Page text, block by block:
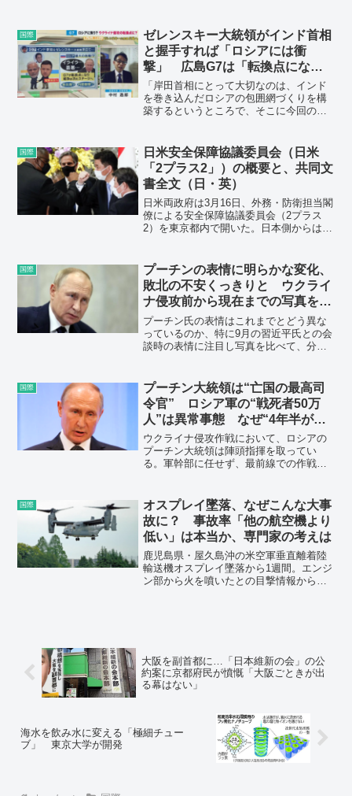
の元軍人は、ロシア軍の敗走は確実...
国際
ゼレンスキー大統領がインド首相
と握手すれば「ロシアには衝
撃」 広島G7は「転換点にな
る」と中村逸郎氏
「岸田首相にとって大切なのは、インド
を巻き込んだロシアの包囲網づくりを構
築するというところで、そこに今回のG7
るでしょうけど、日本の外交政策にとっ
ても大きな転換点になると思います」
（中村逸郎氏）
国際
日米安全保障協議委員会（日米
「2プラス2」）の概要と、共同文
書全文（日・英）
日米両政府は3月16日、外務・防衛担当閣
僚による安全保障協議委員会（2プラス
2）を東京都内で開いた。日本側からは、
ン国務長官及びロイド・オースティン国
防長官がそれぞれ出席した。会談は約1時
間半行われ、会談後に発表した共同文書
で、中国を名指しして「既存の国際秩序
と合致しない行動は日米同盟、国際社会
に課題を提起している」と批判。中国海
警法に対しては「深刻な懸念」を表明し
た。
国際
プーチンの表情に明らかな変化、
敗北の不安くっきりと ウクライ
ナ侵攻前から現在までの写真を徹
底分析
プーチン氏の表情はこれまでとどう異な
っているのか、特に9月の習近平氏との会
談時の表情に注目し写真を比べて、分析
と習近平と再び会談したのもの、その後
の表情を見比べて、違いを評価したい。
国際
プーチン大統領は“亡国の最高司
令官” ロシア軍の“戦死者50万
人”は異常事態 なぜ“4年半が経
っても勝てない”のか
ウクライナ侵攻作戦において、ロシアの
プーチン大統領は陣頭指揮を取ってい
る。軍幹部に任せず、最前線での作戦に
方不明者95万人」という桁外れの大損害
を出した“A級戦犯”は他ならぬプーチン大
統領ということになる。
国際
オスプレイ墜落、なぜこんな大事
故に？ 事故率「他の航空機より
低い」は本当か、専門家の考えは
鹿児島県・屋久島沖の米空軍垂直離着陸
輸送機オスプレイ墜落から1週間。エンジ
ン部から火を噴いたとの目撃情報から、
大阪を副首都に…「日本維新の会」の公
約案に京都府民が憤慨「大阪ごときが出
る幕はない」
海水を飲み水に変える「極細チュー
ブ」 東京大学が開発